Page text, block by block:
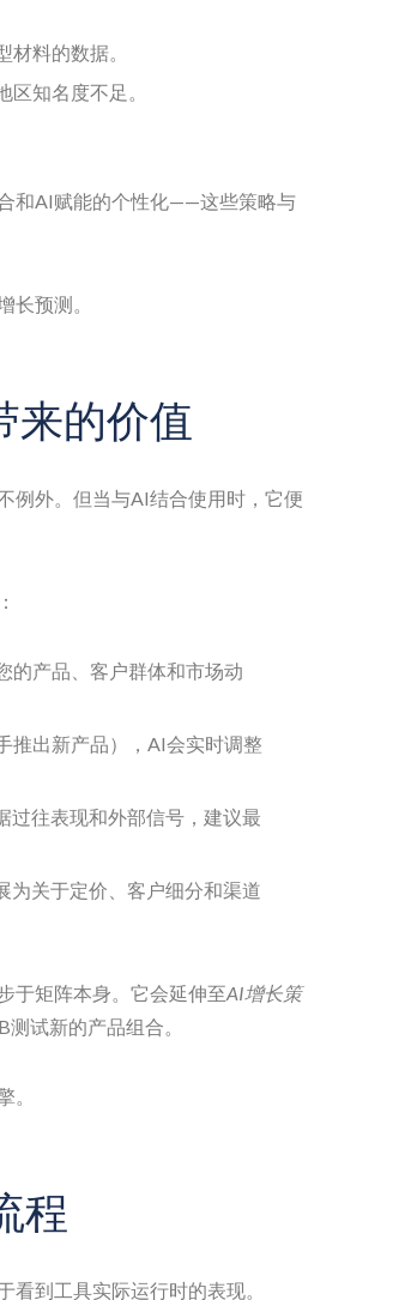
料的数据。
知名度不足。
和AI赋能的个性化——这些策略与
长预测。
来的价值
例外。但当与AI结合使用时，它便
的产品、客户群体和市场动
推出新产品），AI会实时调整
过往表现和外部信号，建议最
为关于定价、客户细分和渠道
于矩阵本身。它会延伸至AI增长策
试新的产品组合。
。
程
到工具实际运行时的表现。